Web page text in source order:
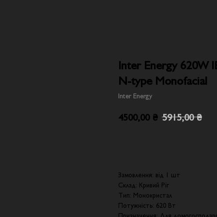
Inter Energy 620W
N-type Monofacial
Inter Energy
4500,00 ₴ 5915,00 ₴
Замовлення: від 1 шт
Склад: Кривий Ріг
Тип: Монокристал
Потужність: 620 Вт
Призначення: Для